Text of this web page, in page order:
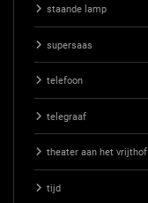
staande lamp
supersaas
telefoon
telegraaf
theater aan het vrijthof
tijd